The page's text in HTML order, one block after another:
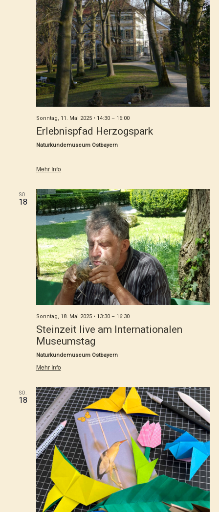
Sonntag, 11. Mai 2025 • 14:30– 16:00
Erlebnispfad Herzogspark
Naturkundemuseum Ostbayern
Mehr Info
SO.
18
Sonntag, 18. Mai 2025 • 13:30– 16:30
Steinzeit live am Internationalen
Museumstag
Naturkundemuseum Ostbayern
Mehr Info
SO.
18